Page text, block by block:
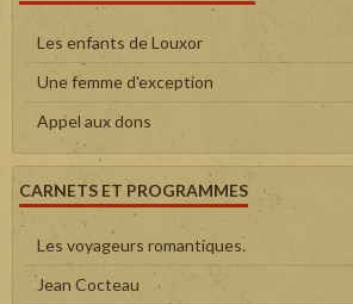
Les enfants de Louxor
Une femme d'exception
Appel aux dons
CARNETS ET PROGRAMMES
Les voyageurs romantiques.
Jean Cocteau